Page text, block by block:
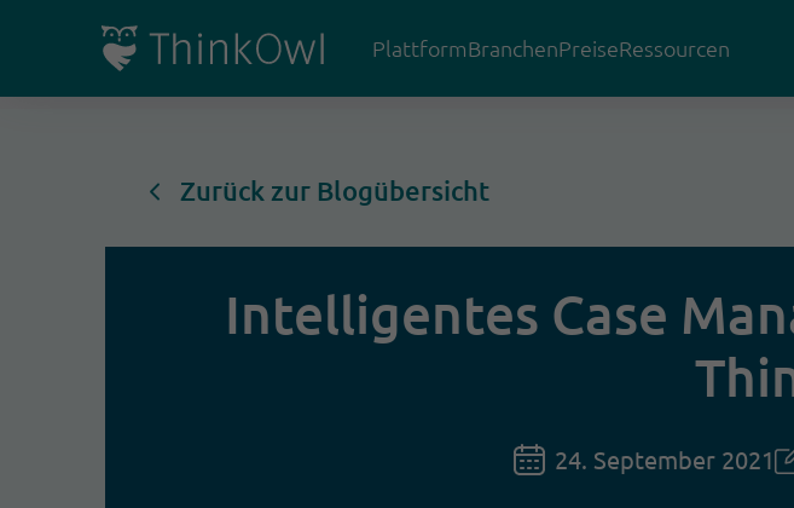
PlattformBranchenPreiseRessourcen
Zurück zur Blogübersicht
Intelligentes Case
24. September 2021